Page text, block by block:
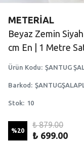
METERİAL
Beyaz Zemin
cm En | 1 Metre
Ürün Kodu: ŞANTUG
Barkod :
Stok: 10
%20
₺ 879.00
₺ 699.00